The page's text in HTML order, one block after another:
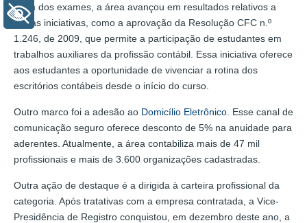
Além dos exames, a área avançou em resultados relativos a
outras iniciativas, como a aprovação da Resolução CFC n.º
1.246, de 2009, que permite a participação de estudantes em
trabalhos auxiliares da profissão contábil. Essa iniciativa oferece
aos estudantes a oportunidade de vivenciar a rotina dos
escritórios contábeis desde o início do curso.
Outro marco foi a adesão ao Domicílio Eletrônico . Esse canal de
comunicação seguro oferece desconto de 5% na anuidade para
aderentes. Atualmente, a área contabiliza mais de 47 mil
profissionais e mais de 3.600 organizações cadastradas.
Outra ação de destaque é a dirigida à carteira profissional da
categoria. Após tratativas com a empresa contratada, a Vice-
Presidência de Registro conquistou, em dezembro deste ano, a
+ Acessibilidade